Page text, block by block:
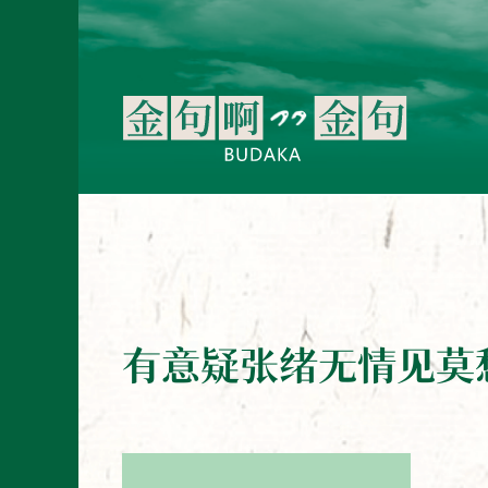
有意疑张绪无情见莫